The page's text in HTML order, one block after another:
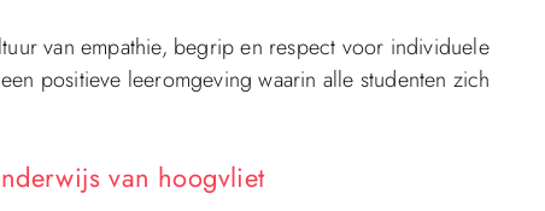
van empathie, begrip en respect voor individuele
positieve leeromgeving waarin alle studenten zich
van hoogvliet